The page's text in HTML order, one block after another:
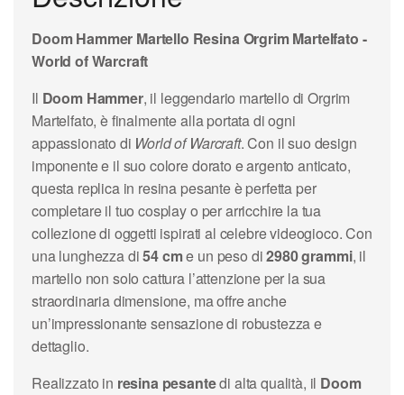
Doom Hammer Martello Resina Orgrim Martelfato -
World of Warcraft
Il Doom Hammer, il leggendario martello di Orgrim
Martelfato, è finalmente alla portata di ogni
appassionato di World of Warcraft. Con il suo design
imponente e il suo colore dorato e argento anticato,
questa replica in resina pesante è perfetta per
completare il tuo cosplay o per arricchire la tua
collezione di oggetti ispirati al celebre videogioco. Con
una lunghezza di54 cme un peso di2980 grammi, il
martello non solo cattura l’attenzione per la sua
straordinaria dimensione, ma offre anche
un’impressionante sensazione di robustezza e
dettaglio.
Realizzato in resina pesantedi alta qualità, il Doom